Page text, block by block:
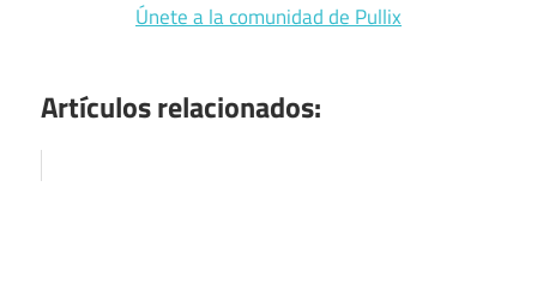
Únete a la comunidad de Pullix
Artículos relacionados: